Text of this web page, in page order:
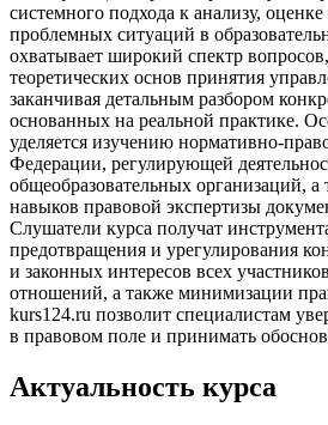
системного подхода к анализу,
проблемных ситуаций в
охватывает широкий спектр
теоретических основ принятия
заканчивая детальным разбором
основанных на реальной практике.
уделяется изучению нормативно-
Федерации, регулирующей
общеобразовательных организаций,
навыков правовой экспертизы
Слушатели курса получат
предотвращения и урегулирования
и законных интересов всех
отношений, а также минимизации
kurs124.ru позволит специалистам
в правовом поле и принимать
Актуальность курса